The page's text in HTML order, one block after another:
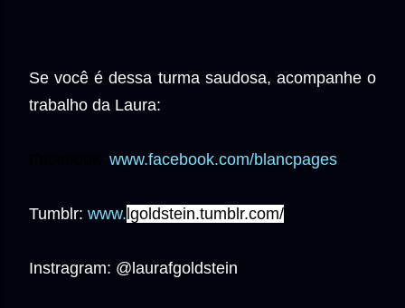
Se você é dessa turma saudosa, acompanhe o
trabalho da Laura:
www.facebook.com/blancpages
Tumblr: www. lgoldstein.tumblr.com/
Instragram: @laurafgoldstein